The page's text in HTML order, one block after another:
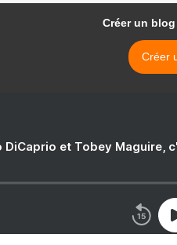
Créer un
Créer
DiCaprio et Tobey Maguire,